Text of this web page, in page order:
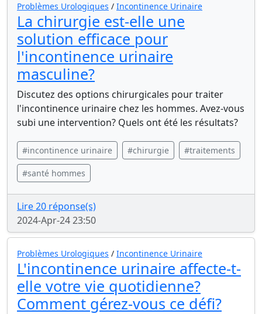
Problèmes Urologiques / Incontinence Urinaire
La chirurgie est-elle une
solution efficace pour
l'incontinence urinaire
masculine?
Discutez des options chirurgicales pour traiter
l'incontinence urinaire chez les hommes. Avez-vous
subi une intervention? Quels ont été les résultats?
#incontinence urinaire #chirurgie #traitements
#santé hommes
Lire 20 réponse(s)
2024-Apr-24 23:50
Problèmes Urologiques / Incontinence Urinaire
L'incontinence urinaire affecte-t-
elle votre vie quotidienne?
Comment gérez-vous ce défi?